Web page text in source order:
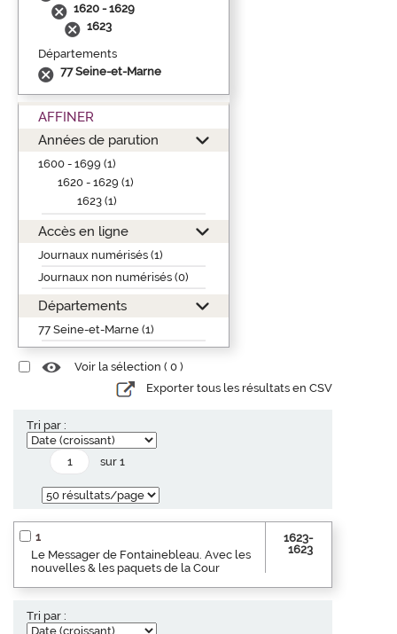
1620 - 1629
1623
Départements
77 Seine-et-Marne
AFFINER
Années de parution
1600 - 1699 (1)
1620 - 1629 (1)
1623 (1)
Accès en ligne
Journaux numérisés (1)
Journaux non numérisés (0)
Départements
77 Seine-et-Marne (1)
Voir la sélection ( 0 )
Exporter tous les résultats en CSV
Tri par :
sur 1
1
Le Messager de Fontainebleau. Avec les
nouvelles & les paquets de la Cour
1623-
1623
Tri par :